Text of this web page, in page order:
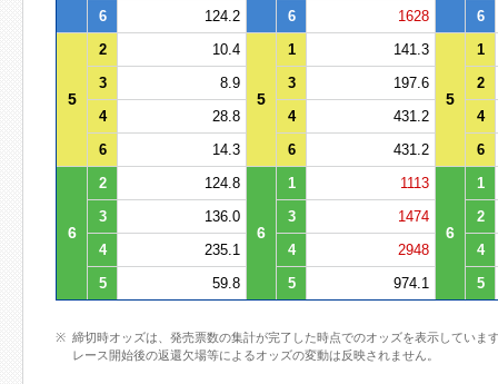
6
124.2 6 1628 6
5
2 10.4
5
1 141.3
5
1
3
8.9 3 197.6
2
4
28.8 4 431.2
4
6
14.3 6 431.2 6
6
2 124.8
6
1 1113
6
1
3
136.0 3 1474
2
4
235.1 4 2948
4
5
59.8 5 974.1 5
締切時オッズは、発売票数の集計が完了した時点でのオッズを表示していま
レース開始後の返還欠場等によるオッズの変動は反映されません。